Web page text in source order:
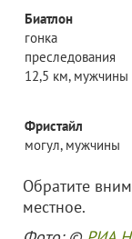
Биатлон
гонка
преследования
12,5 км, мужчины
Фристайл
могул, мужчины
Обратите
местное.